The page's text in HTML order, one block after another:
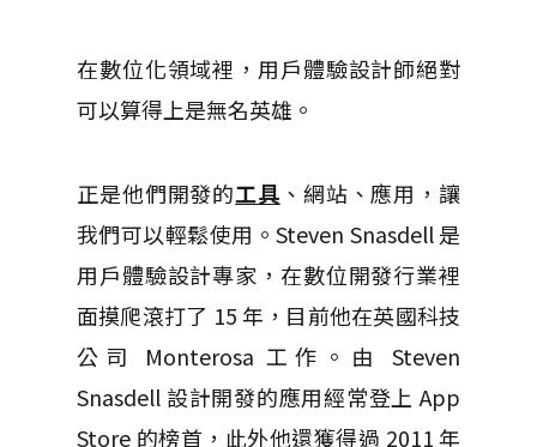
在數位化領域裡，用戶體驗設計師絕對
可以算得上是無名英雄。
正是他們開發的工具 、網站、應用，讓
我們可以輕鬆使用。Steven Snasdell 是
用戶體驗設計專家，在數位開發行業裡
面摸爬滾打了 15 年，目前他在英國科技
公司 Monterosa 工作。 由 Steven
Snasdell 設計開發的應用經常登上 App
Store 的榜首，此外他還獲得過 2011 年